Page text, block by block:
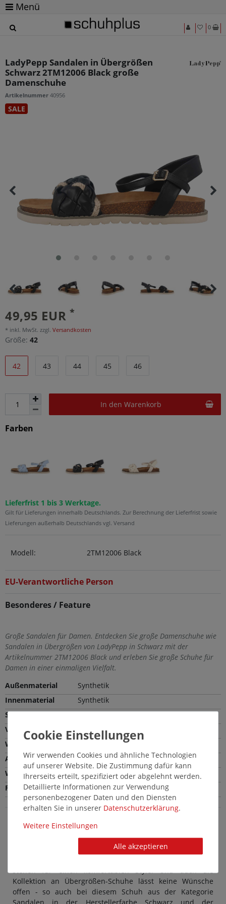
Menü
0
LadyPepp Sandalen in Übergrößen
Schwarz 2TM12006 Black große
Damenschuhe
Artikelnummer 40956
SALE
49,95 EUR *
* inkl. MwSt. zzgl. Versandkosten
Größe: 42
42 43 44 45 46
In den Warenkorb
Farben
Lieferfrist 1 bis 3 Werktage.
Gilt für Lieferungen innerhalb Deutschlands. Zur Berechnung der Lieferfrist sowie
Lieferungen außerhalb Deutschlands vgl. Versand
Modell: 2TM12006 Black
EU-Verantwortliche Person
Besonderes / Feature
Große Sandalen für Damen. Entdecken Sie große Damenschuhe wie
Sandalen in Übergrößen von LadyPepp in Schwarz mit der
Artikelnummer 2TM12006 Black und erleben Sie große Schuhe für
Damen in einer einmaligen Vielfalt.
Außenmaterial
Synthetik
Innenmaterial
Synthetik
Sohle
Synthetik
Verschlussart
Schließe
Weite
Bequeme Weite (G)
Absatzhöhe
3,5 cm
Wechselfußbett
Nein
Farbe
Schwarz
LadyPepp Damenschuhe in Übergröße:
Schicke große Sandalen in Schwarz
stehen für einen komfortablen Style. Und auch die
Kollektion an Übergrößen-Schuhe lässt keine Wünsche
offen - so auch bei diesem Schuh aus der Kategorie
Wir verwenden Cookies und ähnliche Technologien
auf unserer Website. Die Zustimmung dafür kann
Ihrerseits erteilt, spezifiziert oder abgelehnt werden.
Detaillierte Informationen zur Verwendung
personenbezogener Daten und den Diensten
erhalten Sie in unserer Daten­schutz­erklärung.
Weitere Einstellungen
Alle akzeptieren